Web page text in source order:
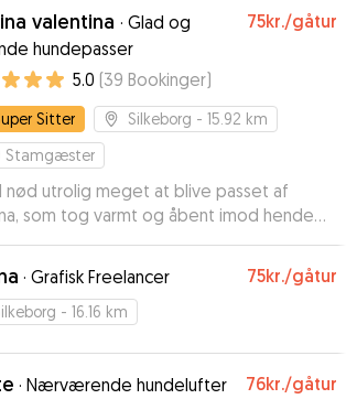
valentina · Glad og
hundepasser
75kr./gåtur
5.0 (39 Bookinger)
Sitter Silkeborg - 15.92 km
Stamgæster
nød utrolig meget at blive passet af
som tog varmt og åbent imod hende
ved første “prøve-møde”. Så trygt og
at Adelina lavede et par gode
i løbet af pasningen. Vi var alle
glade og glæder os til næste booking
· Grafisk Freelancer 75kr./gåtur
- 16.16 km
· Nærværende hundelufter 76kr./gåtur